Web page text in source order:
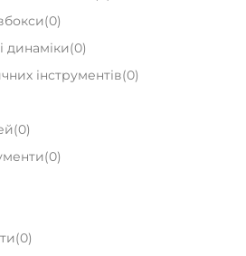
(0)
динаміки(0)
інструментів(0)
(0)
(0)
(0)